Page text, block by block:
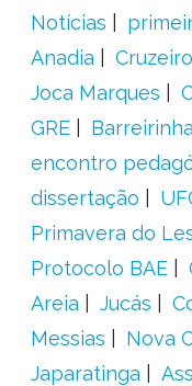
Notícias
Anadia
Joca Marques
GRE
Barreirinha
encontro
dissertação
Primavera do
Protocolo BAE
Areia
Jucás
Messias
Nova
Japaratinga